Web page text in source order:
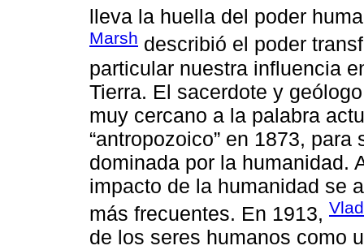
lleva la huella del poder
Marsh describió el poder
particular nuestra influencia
Tierra. El sacerdote y
muy cercano a la palabra
“antropozoico” en 1873,
dominada por la humanidad.
impacto de la humanidad se
más frecuentes. En 1913,
de los seres humanos como